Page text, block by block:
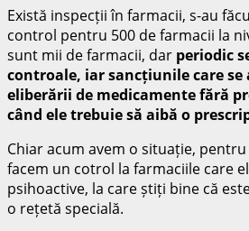
Există inspecții în farmacii, s-au
control pentru 500 de farmacii la
sunt mii de farmacii, dar periodic
controale, iar sancțiunile care se
eliberării de medicamente fără
când ele trebuie să aibă o
Chiar acum avem o situație,
facem un cotrol la farmaciile care
psihoactive, la care știți bine că
o rețetă specială.